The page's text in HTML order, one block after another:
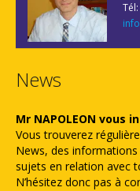
News
Mr NAPOLEON vous
Vous trouverez
News, des
sujets en relation avec
N’hésitez donc pas à